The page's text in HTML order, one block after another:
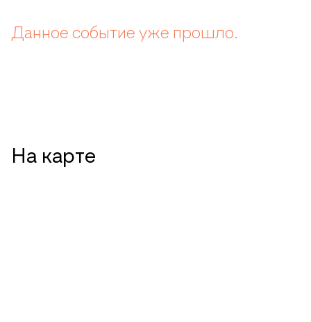
Данное событие уже прошло.
На карте